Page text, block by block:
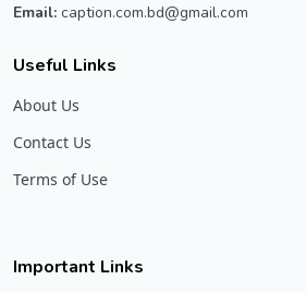
Email: caption.com.bd@gmail.com
Useful Links
About Us
Contact Us
Terms of Use
Important Links